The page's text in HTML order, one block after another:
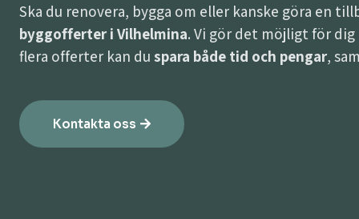
Ska du renovera, bygga om eller kanske göra en
byggofferter i Vilhelmina. Vi gör det möjligt för
flera offerter kan du spara både tid och pengar,
Kontakta oss